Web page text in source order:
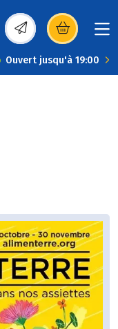
(s’ouvre dans une
Ouvert jusqu'à 19:00